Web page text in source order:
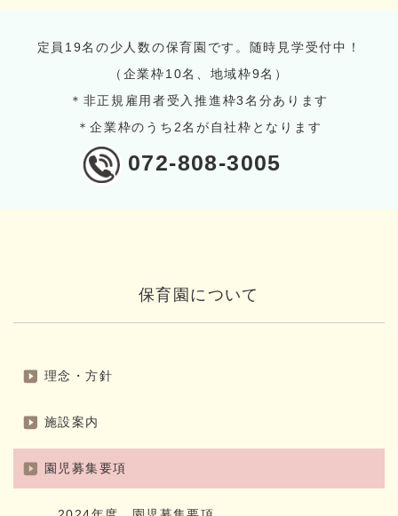
定員19名の少人数の保育園です。随時見学受付中！
（企業枠10名、地域枠9名）
＊非正規雇用者受入推進枠3名分あります
＊企業枠のうち2名が自社枠となります
072-808-3005
保育園について
理念・方針
施設案内
園児募集要項